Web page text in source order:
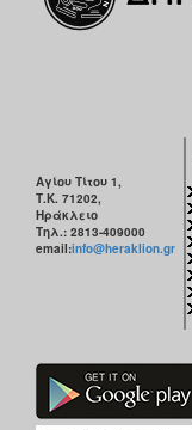
Αγίου Τίτου 1,
Τ.Κ. 71202,
Ηράκλειο
Τηλ.: 2813-409000
email:info@heraklion.gr